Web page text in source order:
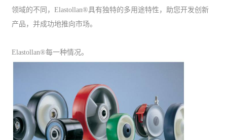
领域的不同，Elastollan®具有独特的多用途特性，助您开发创新
产品，并成功地推向市场。
Elastollan®每一种情况。